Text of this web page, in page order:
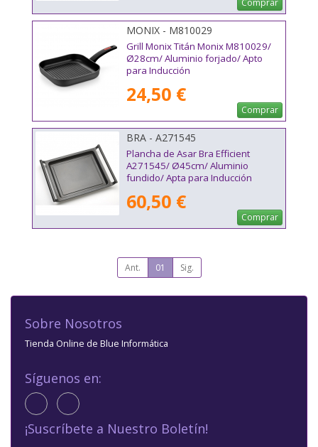
Comprar
MONIX - M810029
Grill Monix Titán Monix M810029/
Ø28cm/ Aluminio forjado/ Apto
para Inducción
24,50 €
Comprar
BRA - A271545
Plancha de Asar Bra Efficient
A271545/ Ø45cm/ Aluminio
fundido/ Apta para Inducción
60,50 €
Comprar
Ant. 01 Sig.
Sobre Nosotros
Tienda Online de Blue Informática
Síguenos en:
¡Suscríbete a Nuestro Boletín!